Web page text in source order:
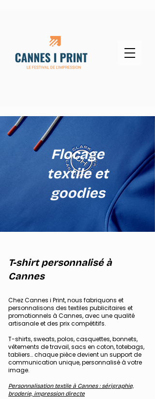
Flocage
textile et
goodies
T-shirt personnalisé à
Cannes
Chez Cannes i Print, nous fabriquons et
personnalisons des textiles publicitaires et
promotionnels à Cannes, avec une qualité
artisanale et des prix compétitifs.
T-shirts, sweats, polos, casquettes, bonnets,
vêtements de travail, sacs en coton, totebags,
tabliers… chaque pièce devient un support de
communication unique, personnalisé à votre
image.
Personnalisation textile à Cannes : sérigraphie,
broderie, impression directe